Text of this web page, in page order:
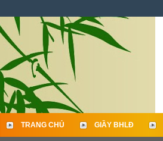
TRANG CHỦ GIẦY BHLĐ